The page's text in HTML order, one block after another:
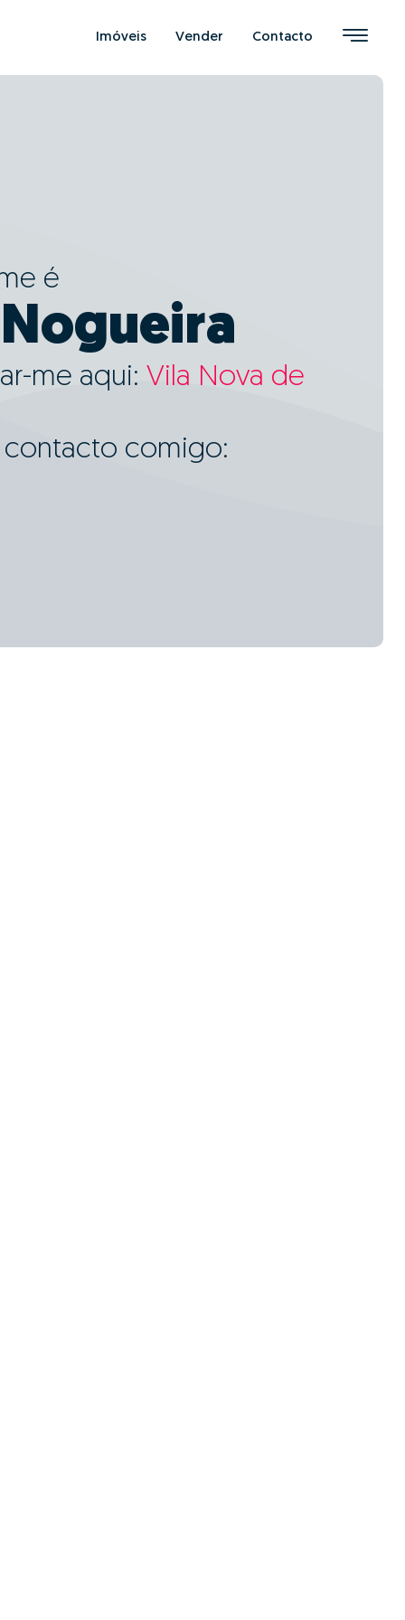
Imóveis Vender Contacto
é
me aqui: Vila Nova de
contacto comigo: